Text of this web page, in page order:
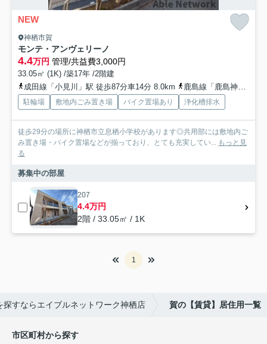
NEW
神栖市賀
モンテ・アンヴェリーノ
4.4万円 管理/共益費3,000円
33.05㎡ (1K) /築17年 /2階建
成田線「小見川」駅 徒歩87分車14分 8.0km
鹿島線「鹿島神宮」駅 車19分 10.9km
駐輪場 敷地内ごみ置き場 バイク置場あり 浄化槽排水
徒歩29分の場所に神栖市立息栖小学校があります◎共用部には敷地内ご
み置き場・バイク置場などが揃っており、とても充実してい... もっと見
る
募集中の部屋
207
4.4万円
2階 / 33.05㎡ / 1K
1
探すならエイブルネットワーク神栖店 賀の【賃貸】居住用一覧
市区町村から探す